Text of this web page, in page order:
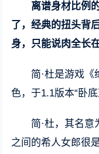
离谱身材比例
了，经典的扭头背
身，只能说肉全长
简·杜是游戏《
色，于1.1版本“卧底
简·杜，其名
之间的希人女郎很